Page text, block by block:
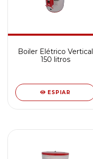
Boiler Elétrico Vertical
150 litros
ESPIAR